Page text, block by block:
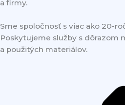
a firmy.
Sme spoločnosť s viac ako 20-
Poskytujeme služby s dôrazom
a použitých materiálov.